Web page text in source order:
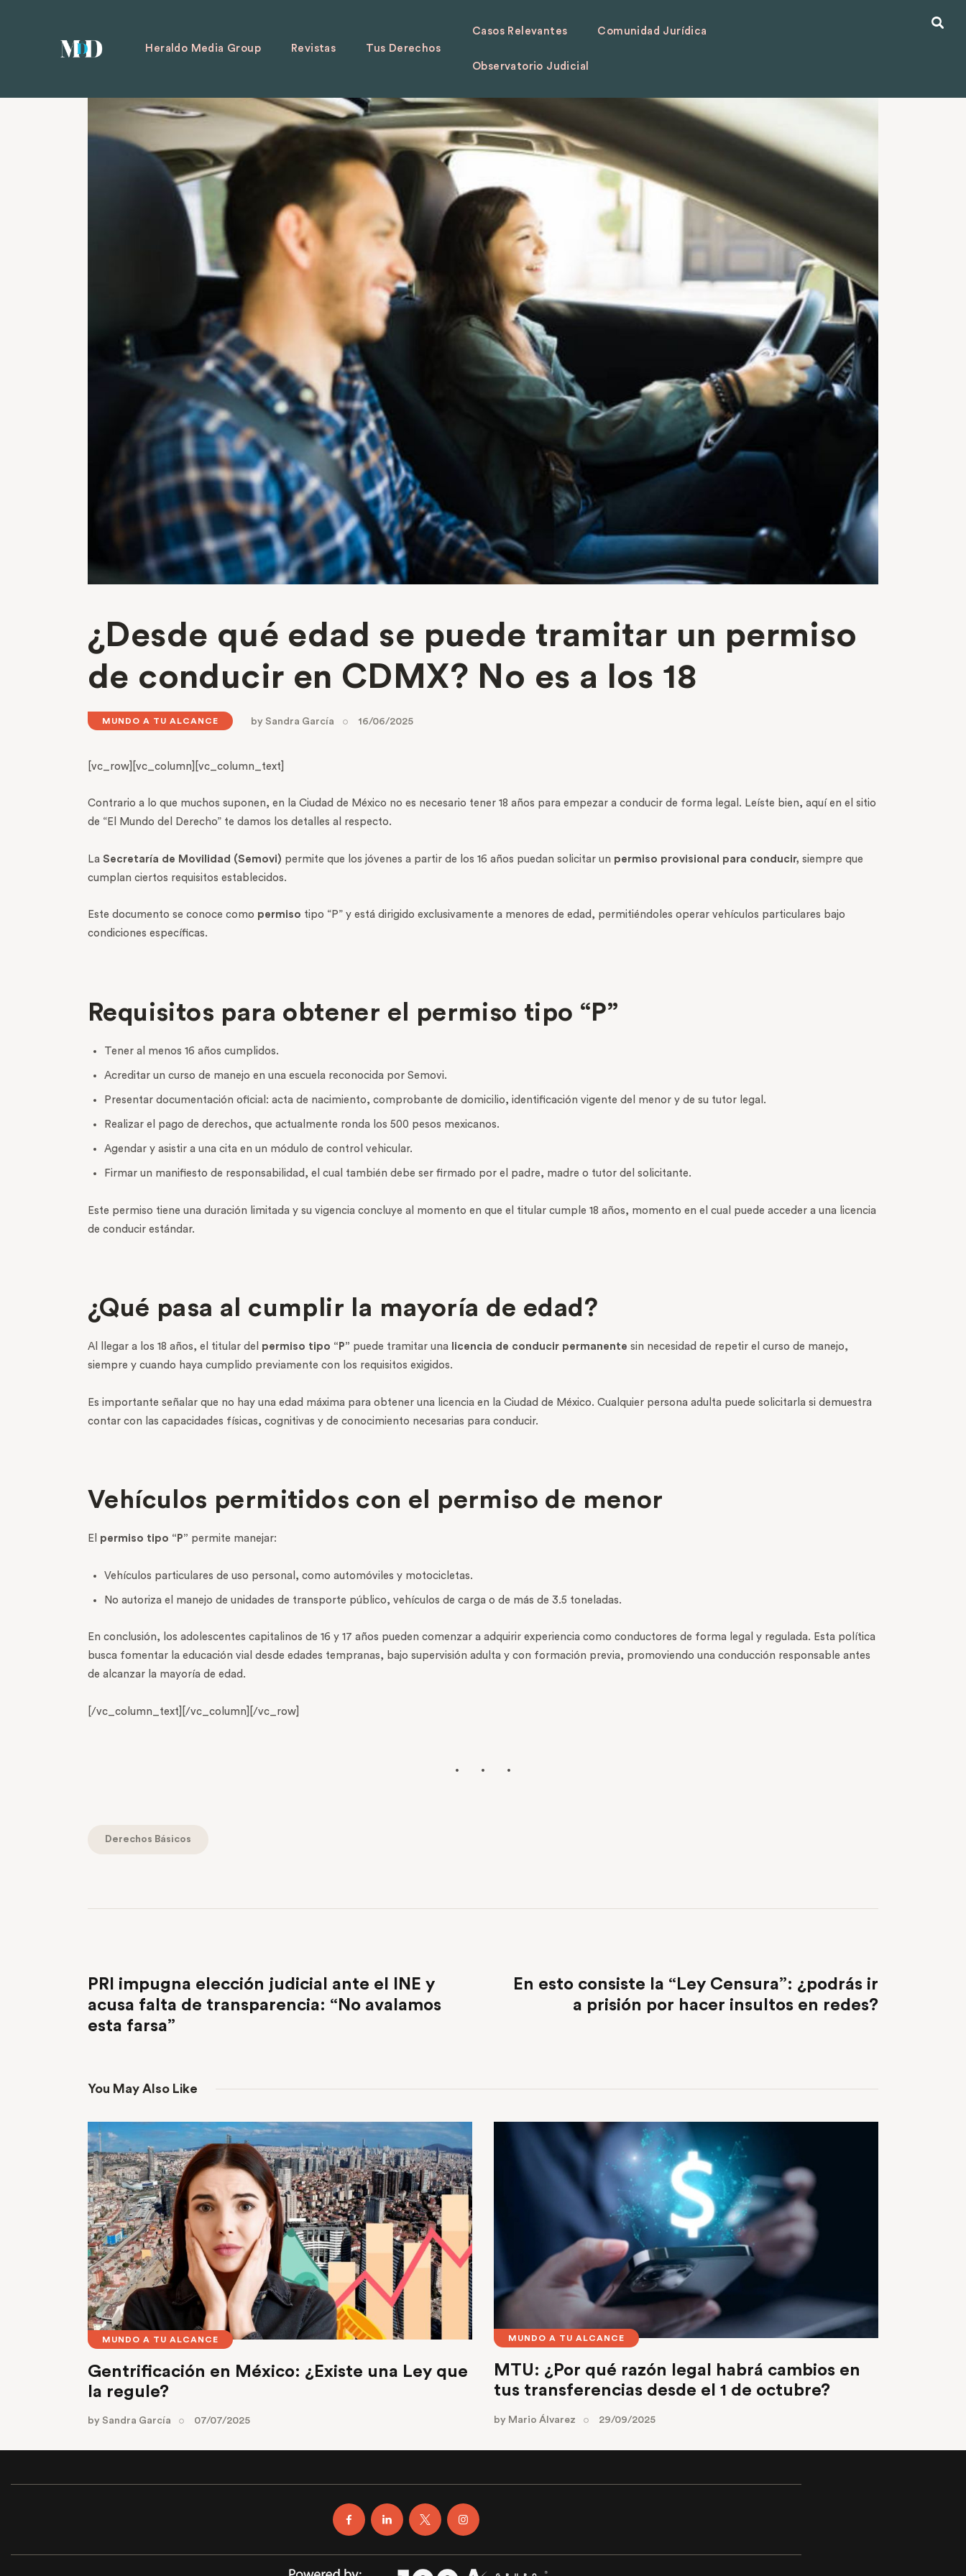
Heraldo Media Group Revistas Tus Derechos
Casos Relevantes Comunidad Jurídica
Observatorio Judicial
¿Desde qué edad se puede tramitar un permiso
de conducir en CDMX? No es a los 18
MUNDO A TU ALCANCE bySandra García 16/06/2025
[vc_row][vc_column][vc_column_text]
Contrario a lo que muchos suponen, en la Ciudad de México no es necesario tener 18 años para empezar a conducir de forma legal. Leíste bien, aquí en el sitio
de “El Mundo del Derecho” te damos los detalles al respecto.
La Secretaría de Movilidad (Semovi) permite que los jóvenes a partir de los 16 años puedan solicitar un permiso provisional para conducir, siempre que
cumplan ciertos requisitos establecidos.
Este documento se conoce como permiso tipo “P” y está dirigido exclusivamente a menores de edad, permitiéndoles operar vehículos particulares bajo
condiciones específicas.
Requisitos para obtener el permiso tipo “P”
Tener al menos 16 años cumplidos.
Acreditar un curso de manejo en una escuela reconocida por Semovi.
Presentar documentación oficial: acta de nacimiento, comprobante de domicilio, identificación vigente del menor y de su tutor legal.
Realizar el pago de derechos, que actualmente ronda los 500 pesos mexicanos.
Agendar y asistir a una cita en un módulo de control vehicular.
Firmar un manifiesto de responsabilidad, el cual también debe ser firmado por el padre, madre o tutor del solicitante.
Este permiso tiene una duración limitada y su vigencia concluye al momento en que el titular cumple 18 años, momento en el cual puede acceder a una licencia
de conducir estándar.
¿Qué pasa al cumplir la mayoría de edad?
Al llegar a los 18 años, el titular del permiso tipo “P” puede tramitar una licencia de conducir permanente sin necesidad de repetir el curso de manejo,
siempre y cuando haya cumplido previamente con los requisitos exigidos.
Es importante señalar que no hay una edad máxima para obtener una licencia en la Ciudad de México. Cualquier persona adulta puede solicitarla si demuestra
contar con las capacidades físicas, cognitivas y de conocimiento necesarias para conducir.
Vehículos permitidos con el permiso de menor
El permiso tipo “P” permite manejar:
Vehículos particulares de uso personal, como automóviles y motocicletas.
No autoriza el manejo de unidades de transporte público, vehículos de carga o de más de 3.5 toneladas.
En conclusión, los adolescentes capitalinos de 16 y 17 años pueden comenzar a adquirir experiencia como conductores de forma legal y regulada. Esta política
busca fomentar la educación vial desde edades tempranas, bajo supervisión adulta y con formación previa, promoviendo una conducción responsable antes
de alcanzar la mayoría de edad.
[/vc_column_text][/vc_column][/vc_row]
Derechos Básicos
PRI impugna elección judicial ante el INE y
acusa falta de transparencia: “No avalamos
esta farsa”
En esto consiste la “Ley Censura”: ¿podrás ir
a prisión por hacer insultos en redes?
You May Also Like
MUNDO A TU ALCANCE
Gentrificación en México: ¿Existe una Ley que
la regule?
by Sandra García 07/07/2025
MUNDO A TU ALCANCE
MTU: ¿Por qué razón legal habrá cambios en
tus transferencias desde el 1 de octubre?
by Mario Álvarez 29/09/2025